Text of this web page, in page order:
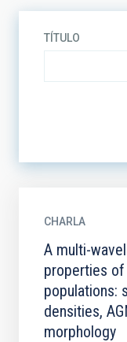
TÍTULO
CHARLA
A multi-
properties of
populations:
densities,
morphology